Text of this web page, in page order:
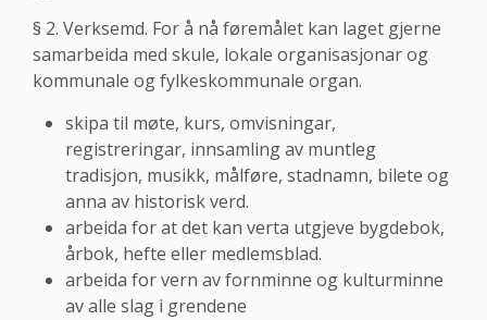
§ 2. Verksemd. For å nå føremålet kan laget gjerne
samarbeida med skule, lokale organisasjonar og
kommunale og fylkeskommunale organ.
skipa til møte, kurs, omvisningar,
registreringar, innsamling av muntleg
tradisjon, musikk, målføre, stadnamn, bilete og
anna av historisk verd.
arbeida for at det kan verta utgjeve bygdebok,
årbok, hefte eller medlemsblad.
arbeida for vern av fornminne og kulturminne
av alle slag i grendene